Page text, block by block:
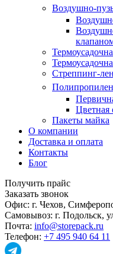
Воздушно-
Стреппинг-
Цветная
Пакеты майка
О компании
Доставка и оплата
Контакты
Блог
Получить прайс
Заказать звонок
Офис: г. Чехов,
Самовывоз: г. Подольск,
Почта: info@storepack.ru
Телефон: +7 495 940 64 11